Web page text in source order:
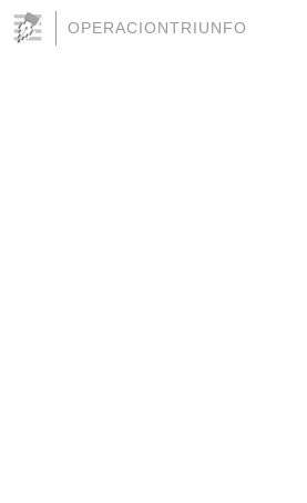
OPERACIONTRIUNFO